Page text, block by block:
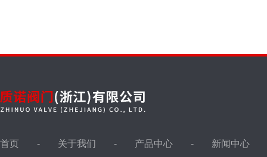
首页 关于我们 产品中心 新闻中心